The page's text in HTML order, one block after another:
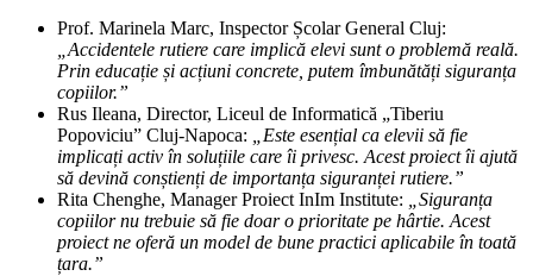
Prof. Marinela Marc, Inspector Școlar General Cluj:
„Accidentele rutiere care implică elevi sunt o problemă reală.
Prin educație și acțiuni concrete, putem îmbunătăți siguranța
copiilor.”
Rus Ileana, Director, Liceul de Informatică „Tiberiu
Popoviciu” Cluj-Napoca: „Este esențial ca elevii să fie
implicați activ în soluțiile care îi privesc. Acest proiect îi ajută
să devină conștienți de importanța siguranței rutiere.”
Rita Chenghe, Manager Proiect InIm Institute: „Siguranța
copiilor nu trebuie să fie doar o prioritate pe hârtie. Acest
proiect ne oferă un model de bune practici aplicabile în toată
țara.”